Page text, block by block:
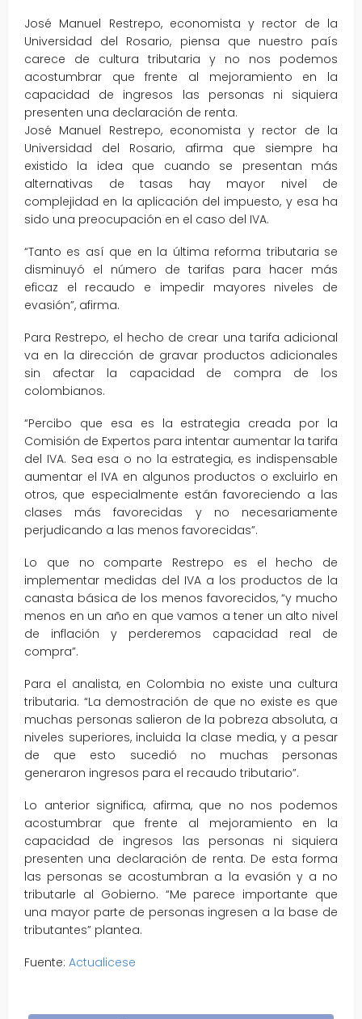
José Manuel Restrepo, economista y rector de la
Universidad del Rosario, piensa que nuestro país
carece de cultura tributaria y no nos podemos
acostumbrar que frente al mejoramiento en la
capacidad de ingresos las personas ni siquiera
presenten una declaración de renta.
José Manuel Restrepo, economista y rector de la
Universidad del Rosario, afirma que siempre ha
existido la idea que cuando se presentan más
alternativas de tasas hay mayor nivel de
complejidad en la aplicación del impuesto, y esa ha
sido una preocupación en el caso del IVA.
“Tanto es así que en la última reforma tributaria se
disminuyó el número de tarifas para hacer más
eficaz el recaudo e impedir mayores niveles de
evasión”, afirma.
Para Restrepo, el hecho de crear una tarifa adicional
va en la dirección de gravar productos adicionales
sin afectar la capacidad de compra de los
colombianos.
“Percibo que esa es la estrategia creada por la
Comisión de Expertos para intentar aumentar la tarifa
del IVA. Sea esa o no la estrategia, es indispensable
aumentar el IVA en algunos productos o excluirlo en
otros, que especialmente están favoreciendo a las
clases más favorecidas y no necesariamente
perjudicando a las menos favorecidas”.
Lo que no comparte Restrepo es el hecho de
implementar medidas del IVA a los productos de la
canasta básica de los menos favorecidos, “y mucho
menos en un año en que vamos a tener un alto nivel
de inflación y perderemos capacidad real de
compra”.
Para el analista, en Colombia no existe una cultura
tributaria. “La demostración de que no existe es que
muchas personas salieron de la pobreza absoluta, a
niveles superiores, incluida la clase media, y a pesar
de que esto sucedió no muchas personas
generaron ingresos para el recaudo tributario”.
Lo anterior significa, afirma, que no nos podemos
acostumbrar que frente al mejoramiento en la
capacidad de ingresos las personas ni siquiera
presenten una declaración de renta. De esta forma
las personas se acostumbran a la evasión y a no
tributarle al Gobierno. “Me parece importante que
una mayor parte de personas ingresen a la base de
tributantes” plantea.
Fuente: Actualicese